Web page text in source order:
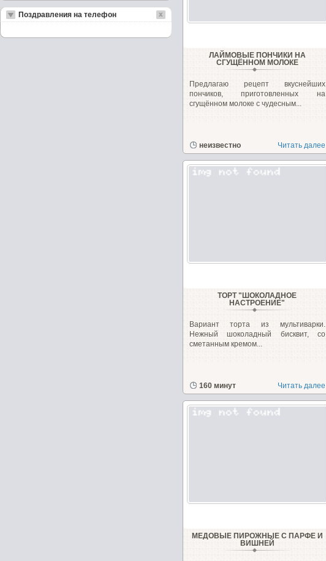
ЛАЙМОВЫЕ ПОНЧИКИ НА
СГУЩЁННОМ МОЛОКЕ
Предлагаю рецепт вкуснейших
пончиков, приготовленных на
сгущённом молоке с чудесным...
неизвестно Читать далее
ТОРТ "ШОКОЛАДНОЕ
НАСТРОЕНИЕ"
Вариант торта из мультиварки.
Нежный шоколадный бисквит, со
сметанным кремом...
160 минут Читать далее
МЕДОВЫЕ ПИРОЖНЫЕ С ПАРФЕ И
ВИШНЕЙ
Поздравления на телефон